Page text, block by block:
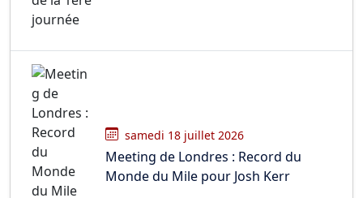
samedi 18 juillet 2026
Meeting de Londres : Record du
Monde du Mile pour Josh Kerr